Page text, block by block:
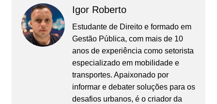
Igor Roberto
Estudante de Direito e formado em
Gestão Pública, com mais de 10
anos de experiência como setorista
especializado em mobilidade e
transportes. Apaixonado por
informar e debater soluções para os
desafios urbanos, é o criador da